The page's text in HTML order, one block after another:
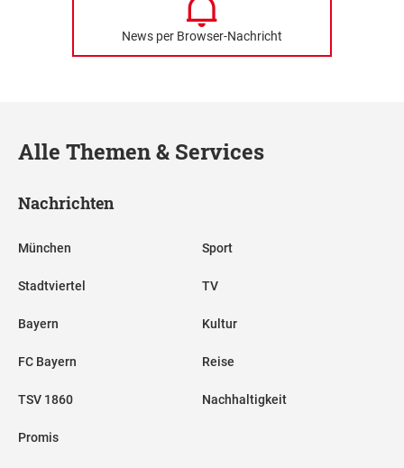
News per Browser-Nachricht
Alle Themen & Services
Nachrichten
München
Stadtviertel
Bayern
FC Bayern
TSV 1860
Promis
Sport
TV
Kultur
Reise
Nachhaltigkeit